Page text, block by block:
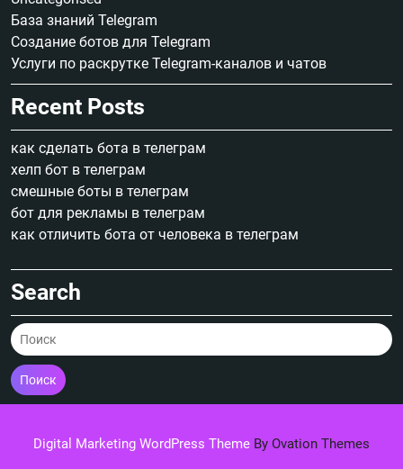
База знаний Telegram
Создание ботов для Telegram
Услуги по раскрутке Telegram-каналов и чатов
Recent Posts
как сделать бота в телеграм
хелп бот в телеграм
смешные боты в телеграм
бот для рекламы в телеграм
как отличить бота от человека в телеграм
Search
Поиск
Digital Marketing WordPress Theme By Ovation Themes